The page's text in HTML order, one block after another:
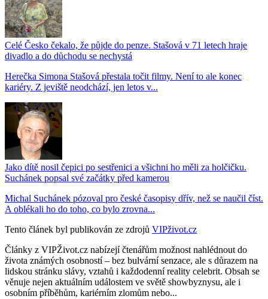
Celé Česko čekalo, že půjde do penze. Stašová v 71 letech hraje
divadlo a do důchodu se nechystá
Herečka Simona Stašová přestala točit filmy. Není to ale konec
kariéry. Z jeviště neodchází, jen letos v...
Jako dítě nosil čepici po sestřenici a všichni ho měli za holčičku.
Suchánek popsal své začátky před kamerou
Michal Suchánek pózoval pro české časopisy dřív, než se naučil číst.
A oblékali ho do toho, co bylo zrovna...
Tento článek byl publikován ze zdrojů VIPživot.cz
Články z VIPŽivot.cz nabízejí čtenářům možnost nahlédnout do
života známých osobností – bez bulvární senzace, ale s důrazem na
lidskou stránku slávy, vztahů i každodenní reality celebrit. Obsah se
věnuje nejen aktuálním událostem ve světě showbyznysu, ale i
osobním příběhům, kariérním zlomům nebo...